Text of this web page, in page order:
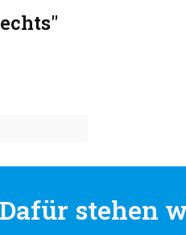
Dafür stehen